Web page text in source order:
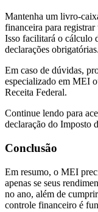
Mantenha um livro-
financeira para registrar
Isso facilitará o cálculo
declarações obrigatórias.
Em caso de dúvidas,
especializado em MEI
Receita Federal.
Continue lendo para
declaração do Imposto
Conclusão
Em resumo, o MEI
apenas se seus
no ano, além de
controle financeiro é